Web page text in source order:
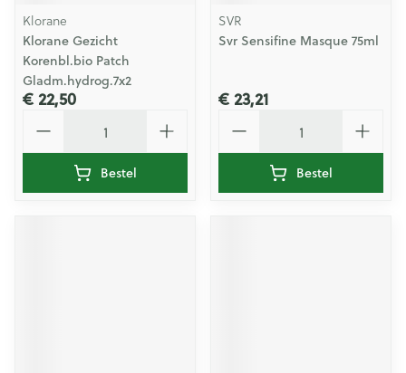
Klorane
Klorane Gezicht
Korenbl.bio Patch
Gladm.hydrog.7x2
€ 22,50
Bestel
SVR
Svr Sensifine Masque 75ml
€ 23,21
Bestel